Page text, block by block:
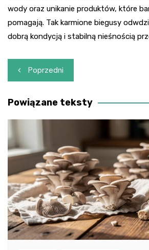
wody oraz unikanie produktów, które
pomagają. Tak karmione biegusy
dobrą kondycją i stabilną nieśnością
Nawigacja
wpisu
Poprzedni
Powiązane teksty